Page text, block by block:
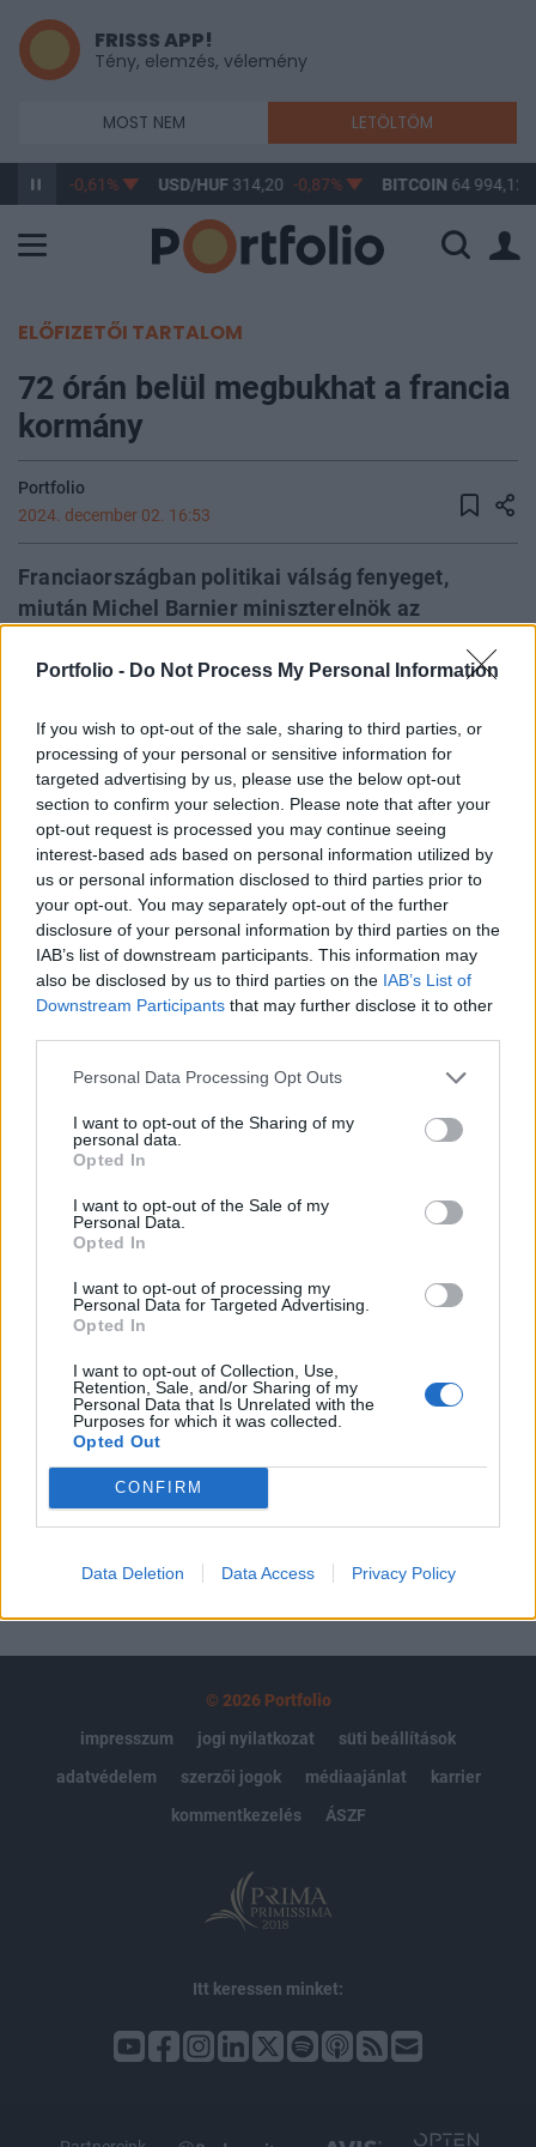
Portfolio - Do Not Process My Personal Information
If you wish to opt-out of the sale, sharing to third parties, or
processing of your personal or sensitive information for
targeted advertising by us, please use the below opt-out
section to confirm your selection. Please note that after your
opt-out request is processed you may continue seeing
interest-based ads based on personal information utilized by
us or personal information disclosed to third parties prior to
your opt-out. You may separately opt-out of the further
disclosure of your personal information by third parties on the
IAB’s list of downstream participants. This information may
also be disclosed by us to third parties on the IAB’s List of
Downstream Participants that may further disclose it to other
Personal Data Processing Opt Outs
I want to opt-out of the Sharing of my
personal data.
Opted In
I want to opt-out of the Sale of my
Personal Data.
Opted In
I want to opt-out of processing my
Personal Data for Targeted Advertising.
Opted In
I want to opt-out of Collection, Use,
Retention, Sale, and/or Sharing of my
Personal Data that Is Unrelated with the
Purposes for which it was collected.
Opted Out
CONFIRM
Data Deletion Data Access Privacy Policy
FRISSS APP!
Tény, elemzés, vélemény
MOST NEM LETÖLTÖM
363,17 -0,61% USD/HUF 314,20 -0,87% BITCOIN 64 994,12
ELŐFIZETŐI TARTALOM
72 órán belül megbukhat a francia
kormány
Portfolio
2024. december 02. 16:53
Franciaországban politikai válság fenyeget,
miután Michel Barnier miniszterelnök az
vállalta kormánya felelősségét a 2025-ös
Az ellenzéki pártok, köztük a Nemzeti Tömörülés
(Rassemblement National, RN) és a baloldali
koalíció bizalmatlansági indítványt nyújtottak be,
amely a kormány megbukásával járhat.
Private Health Forum 2026Új lehetőségek a magyar
egészségügy előtt - De mégis mihez kezd ezzel a
magánegészségügyi szektor? Jubileumi konferenciánkon
kiderül.Információ és jelentkezésA francia büdzséről szóló,
hetek óta tartó huzavonában végül a Michel Barnier vezette
kormány 19-re lapott húzott: a társadalombiztosítási
KEDVES OLVASÓNK!
A keresett cikk a portfolio.hu hírarchívumához
tartozik, melynek olvasása előfizetéses
regisztrációhoz kötött.
Portfolio.hu teljes cikkarchívum
Kötéslisták: BÉT elmúlt 2 év napon belüli
kötéslistái
Előfizetés
MÁR ELŐFIZETŐNK VAGY?
© 2026 Portfolio
impresszum
jogi nyilatkozat
süti beállítások
adatvédelem
szerzői jogok médiaajánlat
karrier
kommentkezelés
ÁSZF
Itt keressen minket: